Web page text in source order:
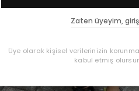
Zaten üyeyim,
Üye olarak kişisel verilerinizin
kabul etmiş